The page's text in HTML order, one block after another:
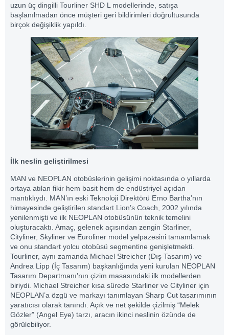
uzun üç dingilli Tourliner SHD L modellerinde, satışa
başlanılmadan önce müşteri geri bildirimleri doğrultusunda
birçok değişiklik yapıldı.
İlk neslin geliştirilmesi
MAN ve NEOPLAN otobüslerinin gelişimi noktasında o yıllarda
ortaya atılan fikir hem basit hem de endüstriyel açıdan
mantıklıydı. MAN’ın eski Teknoloji Direktörü Erno Bartha’nın
himayesinde geliştirilen standart Lion’s Coach, 2002 yılında
yenilenmişti ve ilk NEOPLAN otobüsünün teknik temelini
oluşturacaktı. Amaç, gelenek açısından zengin Starliner,
Cityliner, Skyliner ve Euroliner model yelpazesini tamamlamak
ve onu standart yolcu otobüsü segmentine genişletmekti.
Tourliner, aynı zamanda Michael Streicher (Dış Tasarım) ve
Andrea Lipp (İç Tasarım) başkanlığında yeni kurulan NEOPLAN
Tasarım Departmanı’nın çizim masasındaki ilk modellerden
biriydi. Michael Streicher kısa sürede Starliner ve Cityliner için
NEOPLAN’a özgü ve markayı tanımlayan Sharp Cut tasarımının
yaratıcısı olarak tanındı. Açık ve net şekilde çizilmiş “Melek
Gözler” (Angel Eye) tarzı, aracın ikinci neslinin özünde de
görülebiliyor.